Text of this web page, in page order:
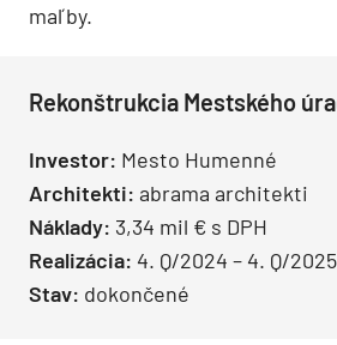
maľby.
Rekonštrukcia Mestského
Investor: Mesto Humenné
Architekti: abrama architekti
Náklady: 3,34 mil € s DPH
Realizácia: 4. Q/2024 – 4. Q/2025
Stav: dokončené